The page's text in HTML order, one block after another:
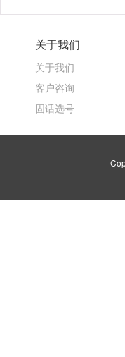
关于我们
关于我们
客户咨询
固话选号